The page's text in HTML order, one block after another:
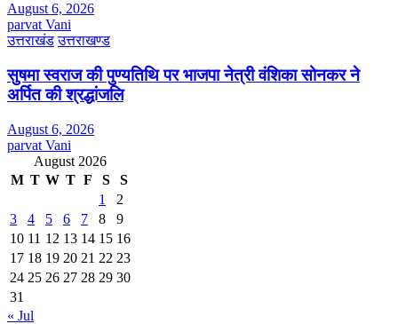
August 6, 2026
parvat Vani
उत्तराखंड उत्तराखण्ड
सुषमा स्वराज की पुण्यतिथि पर भाजपा नेत्री वंशिका सोनकर ने
अर्पित की श्रद्धांजलि
August 6, 2026
parvat Vani
August 2026
M T W T F S
S
1
2
3
4 5 6 7 8
9
10 11 12 13 14 15 16
17 18 19 20 21 22 23
24 25 26 27 28 29 30
31
« Jul